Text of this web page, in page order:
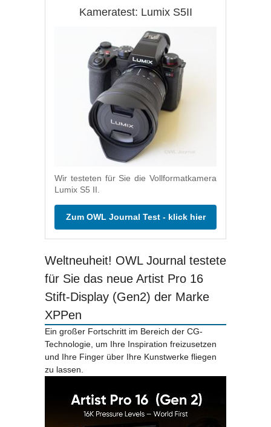
Kameratest: Lumix S5II
Wir testeten für Sie die Vollformatkamera
Lumix S5 II.
Zum OWL Journal Test - klick hier
Weltneuheit! OWL Journal testete
für Sie das neue Artist Pro 16
Stift-Display (Gen2) der Marke
XPPen
Ein großer Fortschritt im Bereich der CG-
Technologie, um Ihre Inspiration freizusetzen
und Ihre Finger über Ihre Kunstwerke fliegen
zu lassen.